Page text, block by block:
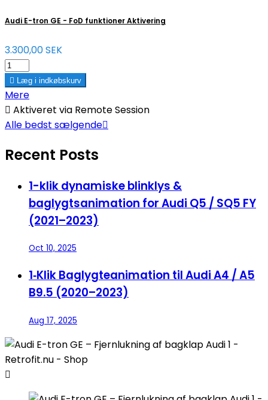
Audi E-tron GE - FoD funktioner Aktivering
3.300,00 SEK
 Læg i indkøbskurv
Mere
 Aktiveret via Remote Session
Alle bedst sælgende
Recent Posts
1-klik dynamiske blinklys &
baglygtsanimation for Audi Q5 / SQ5 FY
(2021–2023)
Oct 10, 2025
1‑Klik Baglygteanimation til Audi A4 / A5
B9.5 (2020–2023)
Aug 17, 2025
